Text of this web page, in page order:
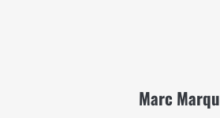
Marc